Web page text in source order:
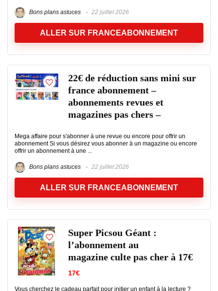
Bons plans astuces 22 juillet 2026
ALLER SUR FRANCEABONNEMENT
22€ de réduction sans mini sur
france abonnement –
abonnements revues et
magazines pas chers –
Mega affaire pour s'abonner à une revue ou encore pour offrir un
abonnement Si vous désirez vous abonner à un magazine ou encore
offrir un abonnement à une ...
Bons plans astuces 22 juillet 2026
ALLER SUR FRANCEABONNEMENT
Super Picsou Géant :
l’abonnement au
magazine culte pas cher à 17€
17€
Vous cherchez le cadeau parfait pour initier un enfant à la lecture ?